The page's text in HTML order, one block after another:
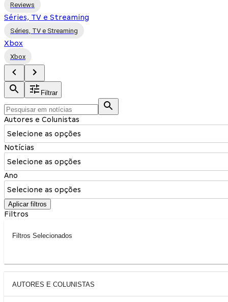
Reviews
Séries, TV e Streaming
Séries, TV e Streaming
Xbox
Xbox
Filtrar
Autores e Colunistas
Selecione as opções
Notícias
Selecione as opções
Ano
Selecione as opções
Aplicar filtros
Filtros
Filtros Selecionados
AUTORES E COLUNISTAS